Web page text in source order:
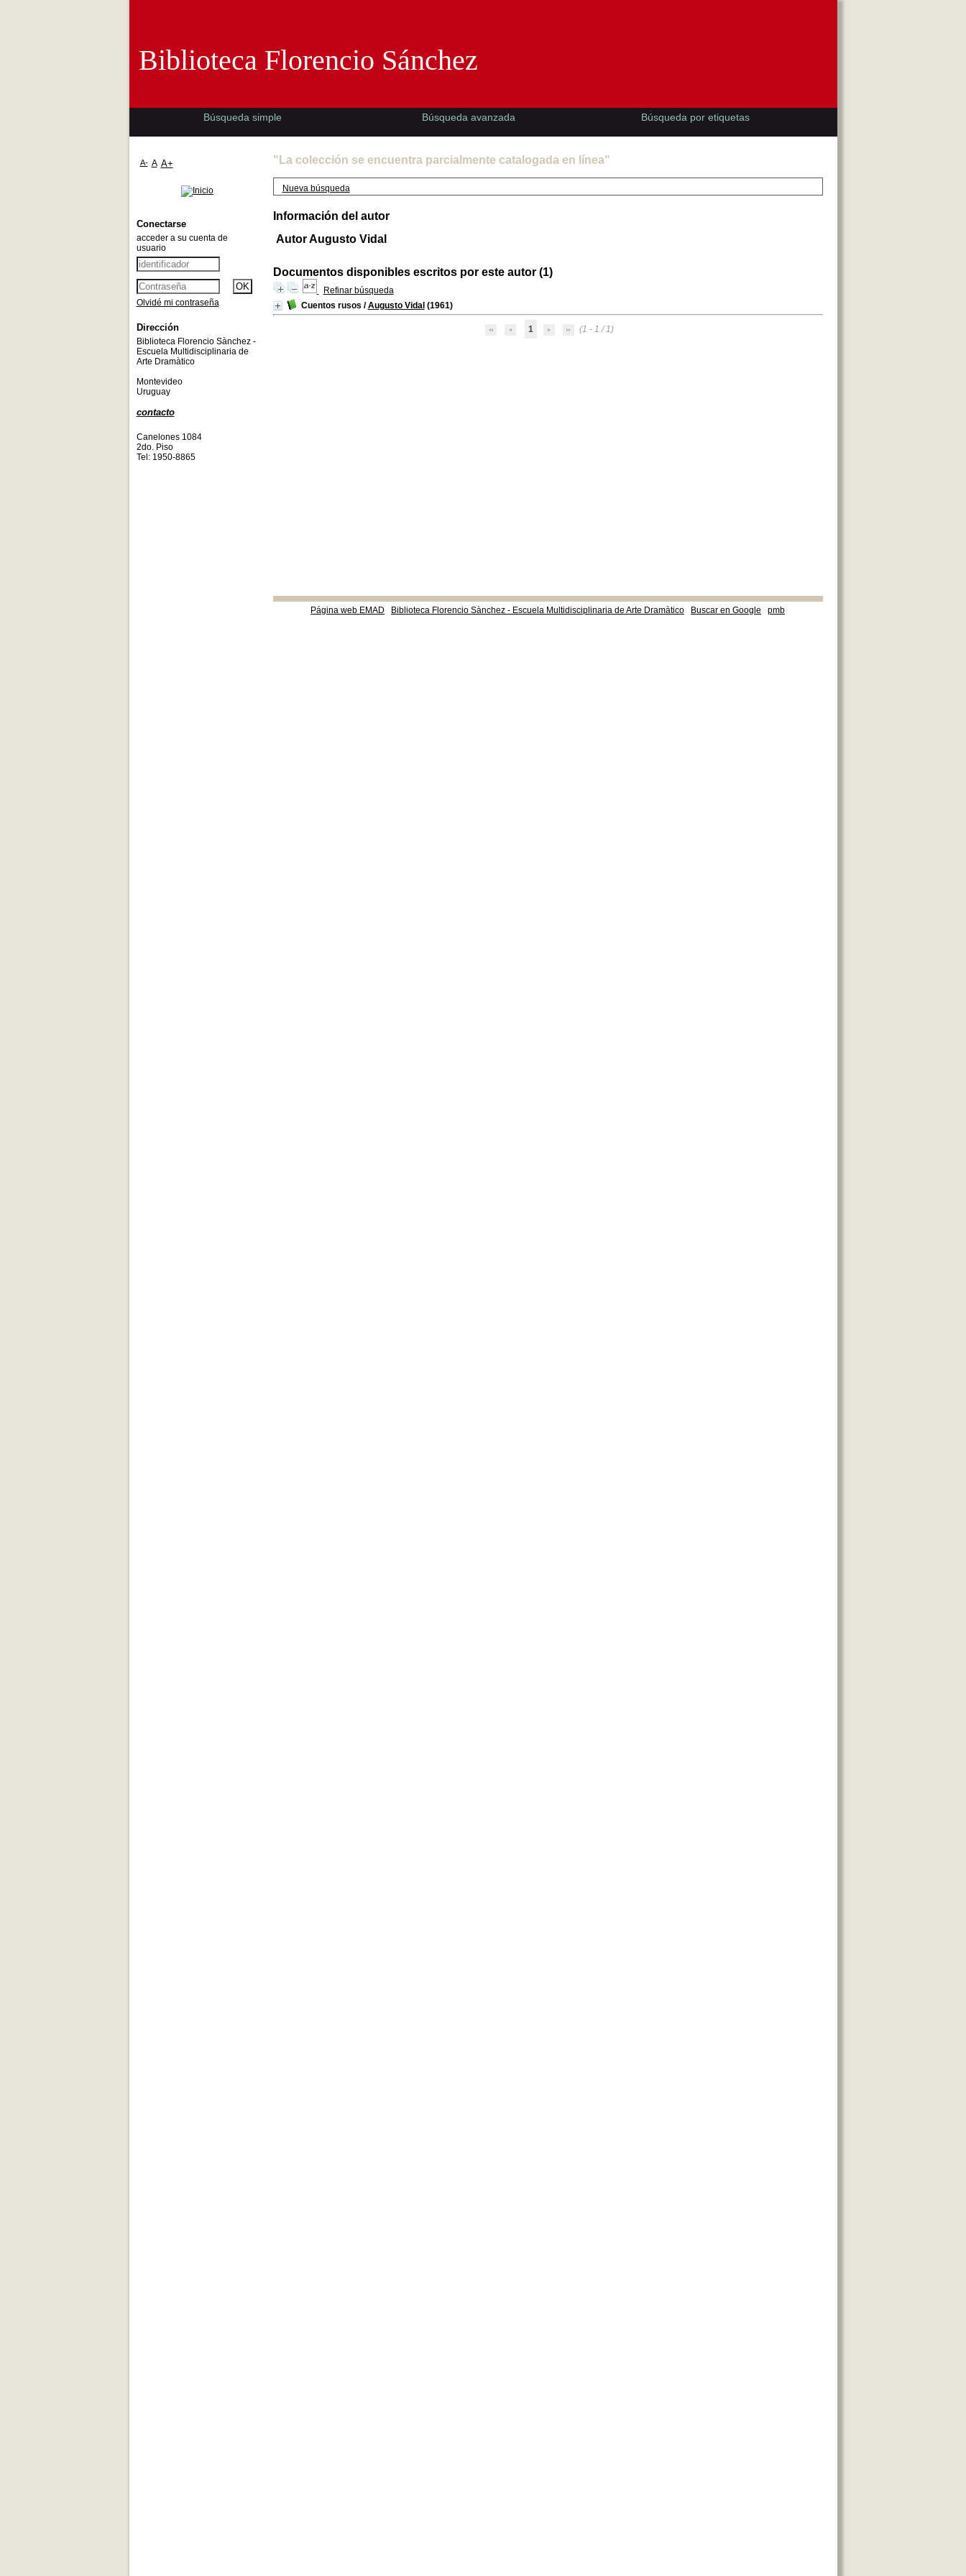
"La colección se encuentra parcialmente catalogada en línea"
Nueva búsqueda
Información del autor
Autor Augusto Vidal
Documentos disponibles escritos por este autor (1)
Refinar búsqueda
Cuentos rusos /Augusto Vidal (1961)
1 (1 - 1 / 1)
Página web EMAD Biblioteca Florencio Sànchez - Escuela Multidisciplinaria de Arte Dramàtico Buscar en Google pmb
Biblioteca Florencio Sánchez
Búsqueda simple Búsqueda avanzada Búsqueda por etiquetas
A- A A+
Conectarse
acceder a su cuenta de
usuario
Olvidé mi contraseña
Dirección
Biblioteca Florencio Sànchez -
Escuela Multidisciplinaria de
Arte Dramàtico
Montevideo
Uruguay
contacto
Canelones 1084
2do. Piso
Tel: 1950-8865